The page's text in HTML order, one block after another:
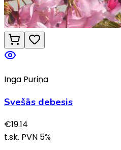
Inga Puriņa
Svešās debesis
€19.14
t.sk. PVN 5%